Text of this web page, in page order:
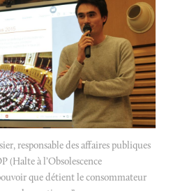
responsable des affaires publiques
(Halte à l’Obsolescence
que détient le consommateur